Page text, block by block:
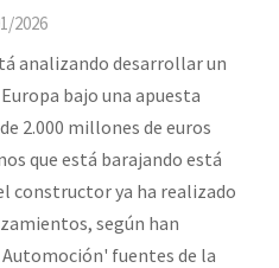
2026
analizando desarrollar un
bajo una apuesta
2.000 millones de euros
que está barajando está
constructor ya ha realizado
según han
fuentes de la